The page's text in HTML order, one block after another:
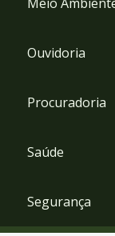
Ouvidoria
Procuradoria
Saúde
Segurança